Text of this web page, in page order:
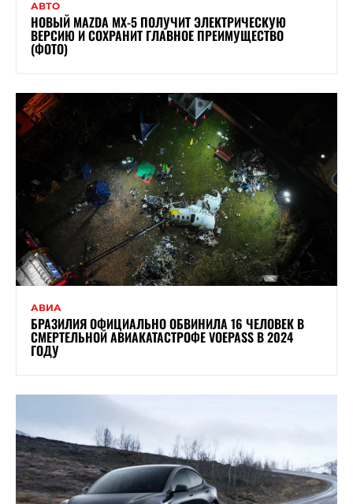
АВТО
НОВЫЙ MAZDA MX-5 ПОЛУЧИТ ЭЛЕКТРИЧЕСКУЮ
ВЕРСИЮ И СОХРАНИТ ГЛАВНОЕ ПРЕИМУЩЕСТВО
(ФОТО)
АВИА
БРАЗИЛИЯ ОФИЦИАЛЬНО ОБВИНИЛА 16 ЧЕЛОВЕК В
СМЕРТЕЛЬНОЙ АВИАКАТАСТРОФЕ VOEPASS В 2024
ГОДУ